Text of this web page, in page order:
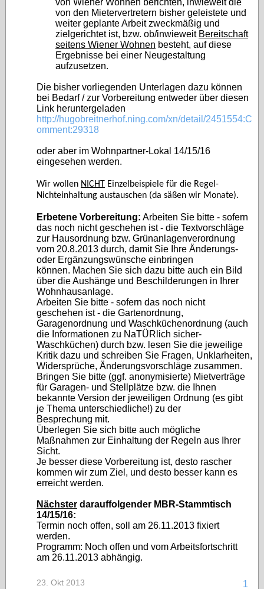
von Wiener Wohnen berichten, inwieweit die
von den Mietervertretern bisher geleistete und
weiter geplante Arbeit zweckmäßig und
zielgerichtet ist, bzw. ob/inwieweit Bereitschaft
seitens Wiener Wohnen besteht, auf diese
Ergebnisse bei einer Neugestaltung
aufzusetzen.
Die bisher vorliegenden Unterlagen dazu können
bei Bedarf / zur Vorbereitung entweder über diesen
Link heruntergeladen
http://hugobreitnerhof.ning.com/xn/detail/2451554:C
omment:29318
oder aber im Wohnpartner-Lokal 14/15/16
eingesehen werden.
Wir wollen NICHT Einzelbeispiele für die Regel-
Nichteinhaltung austauschen (da säßen wir Monate).
Erbetene Vorbereitung: Arbeiten Sie bitte - sofern
das noch nicht geschehen ist - die Textvorschläge
zur Hausordnung bzw. Grünanlagenverordnung
vom 20.8.2013 durch, damit Sie Ihre Änderungs-
oder Ergänzungswünsche einbringen
können. Machen Sie sich dazu bitte auch ein Bild
über die Aushänge und Beschilderungen in Ihrer
Wohnhausanlage.
Arbeiten Sie bitte - sofern das noch nicht
geschehen ist - die Gartenordnung,
Garagenordnung und Waschküchenordnung (auch
die Informationen zu NaTÜRlich sicher-
Waschküchen) durch bzw. lesen Sie die jeweilige
Kritik dazu und schreiben Sie Fragen, Unklarheiten,
Widersprüche, Änderungsvorschläge zusammen.
Bringen Sie bitte (ggf. anonymisierte) Mietverträge
für Garagen- und Stellplätze bzw. die Ihnen
bekannte Version der jeweiligen Ordnung (es gibt
je Thema unterschiedliche!) zu der
Besprechung mit.
Überlegen Sie sich bitte auch mögliche
Maßnahmen zur Einhaltung der Regeln aus Ihrer
Sicht.
Je besser diese Vorbereitung ist, desto rascher
kommen wir zum Ziel, und desto besser kann es
erreicht werden.
Nächster darauffolgender MBR-Stammtisch
14/15/16:
Termin noch offen, soll am 26.11.2013 fixiert
werden.
Programm: Noch offen und vom Arbeitsfortschritt
am 26.11.2013 abhängig.
1
23. Okt 2013